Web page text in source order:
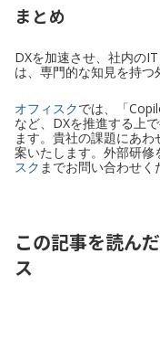
まとめ
DXを加速させ、社内の
は、専門的な知見を持つ
オフィスクでは、「
など、DXを推進する上
ます。貴社の課題にあ
案いたします。外部研
スク までお問い合わせく
この記事を読ん
ス